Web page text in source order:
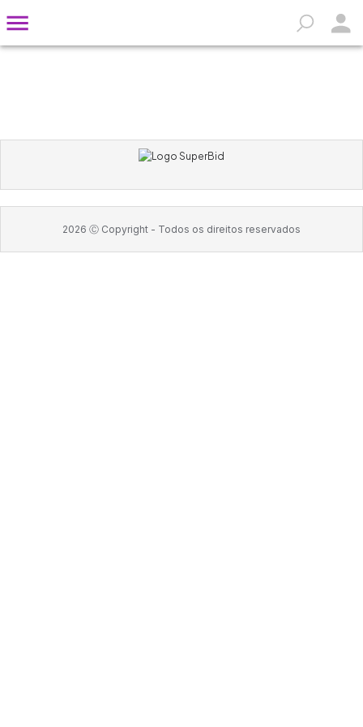
2026 Ⓒ Copyright - Todos os direitos reservados